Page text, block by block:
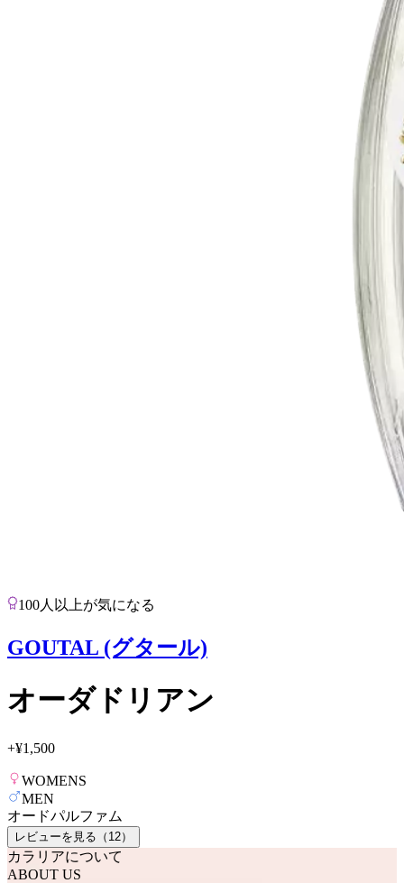
100人以上が気になる
GOUTAL (グタール)
オーダドリアン
+¥1,500
WOMENS
MEN
オードパルファム
レビューを見る（ 12）
カラリアについて
ABOUT US